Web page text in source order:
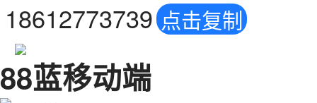
18612773739 点击复制
88蓝移动端